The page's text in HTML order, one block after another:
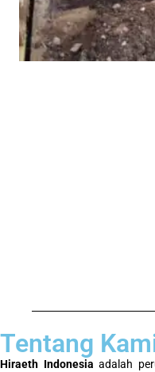
Tentang
Hiraeth Indonesia adalah